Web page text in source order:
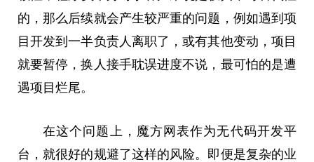
的，那么后续就会产生较严重的问题，例如遇到项
目开发到一半负责人离职了，或有其他变动，项目
就要暂停，换人接手耽误进度不说，最可怕的是遭
遇项目烂尾。
在这个问题上，魔方网表作为无代码开发平
台，就很好的规避了这样的风险。即便是复杂的业